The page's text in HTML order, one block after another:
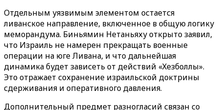
Отдельным уязвимым элементом остается
ливанское направление, включенное в общую логику
меморандума. Биньямин Нетаньяху открыто заявил,
что Израиль не намерен прекращать военные
операции на юге Ливана, и что дальнейшая
динамика будет зависеть от действий «Хезболлы».
Это отражает сохранение израильской доктрины
сдерживания и оперативного давления.
Дополнительный предмет разногласий связан со